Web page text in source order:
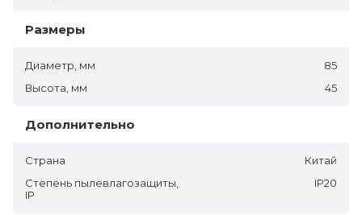
Размеры
Диаметр, мм
85
Высота, мм
45
Дополнительно
Страна
Китай
Степень пылевлагозащиты,
IP
IP20